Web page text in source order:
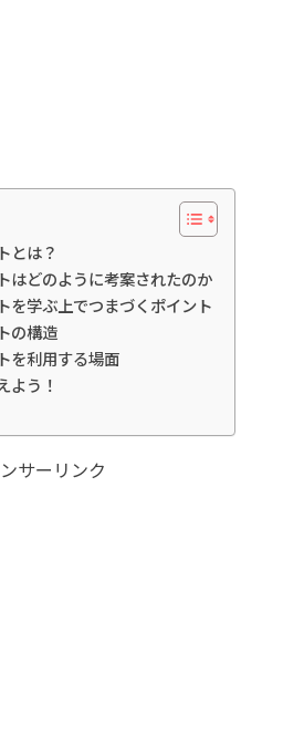
とは？
はどのように考案されたのか
を学ぶ上でつまづくポイント
の構造
を利用する場面
よう！
サーリンク